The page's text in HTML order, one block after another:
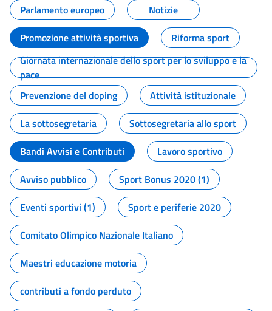
Parlamento europeo
Notizie
Promozione attività sportiva
Riforma sport
Giornata internazionale dello sport per lo sviluppo e la
pace
Prevenzione del doping
Attività istituzionale
La sottosegretaria
Sottosegretaria allo sport
Bandi Avvisi e Contributi
Lavoro sportivo
Avviso pubblico
Sport Bonus 2020 (1)
Eventi sportivi (1)
Sport e periferie 2020
Comitato Olimpico Nazionale Italiano
Maestri educazione motoria
contributi a fondo perduto